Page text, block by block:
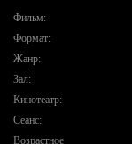
Фильм:
Формат:
Жанр:
Зал:
Кинотеатр:
Сеанс:
Возрастное